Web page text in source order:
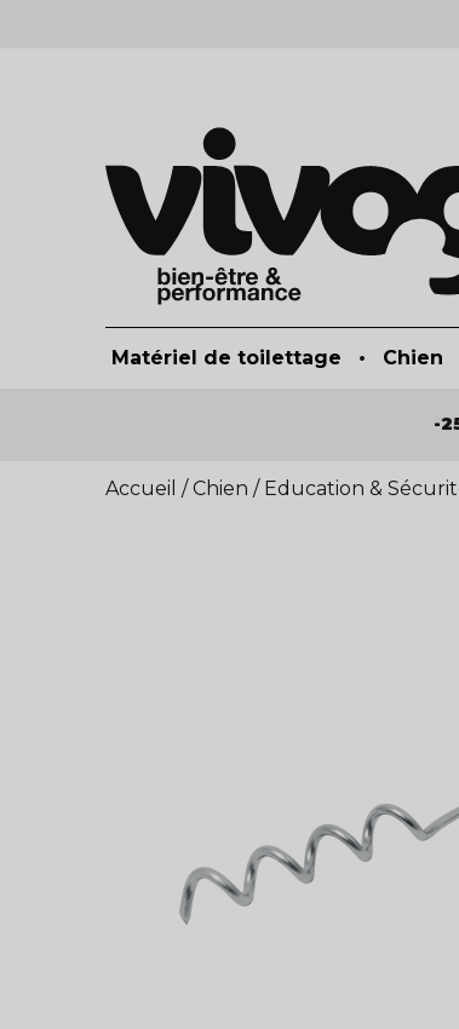
Matériel de toilettage • Chien
-
Accueil / Chien / Education &